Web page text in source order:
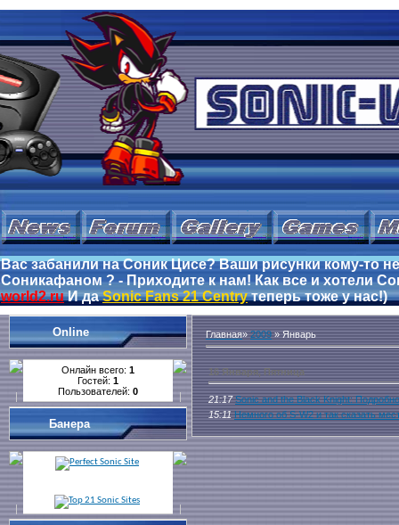
Вас забанили на Соник Цисе? Ваши рисунки кому-то
Соникафаном ? - Приходите к нам! Как все и хотели
world2.ruИ даSonic Fans 21 Centryтеперь тоже у нас!)
Online
Онлайн всего: 1
Гостей: 1
Пользователей: 0
Банера
Главная»2009 » Январь
16 Января, Пятница
21:17 Sonic and the Black Knight:
15:11 Немного об S-W2 и так сказать